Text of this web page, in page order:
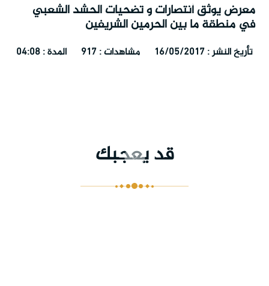
معرض يوثق أنتصارات و تضحيات الحشد الشعبي
في منطقة ما بين الحرمين الشريفين
تأريخ النشر : 16/05/2017 مشاهدات : 917
المدة : 04:08
قد يعجبك